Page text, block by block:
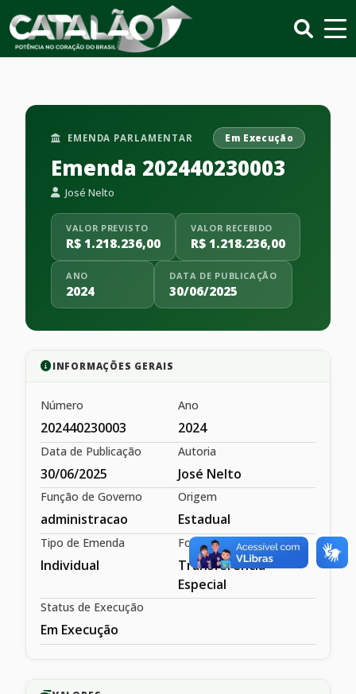
EMENDA PARLAMENTAR Em Execução
Emenda 202440230003
José Nelto
VALOR PREVISTO
R$ 1.218.236,00
VALOR RECEBIDO
R$ 1.218.236,00
ANO
2024
DATA DE PUBLICAÇÃO
30/06/2025
INFORMAÇÕES GERAIS
Número
202440230003
Ano
2024
Data de Publicação
30/06/2025
Autoria
José Nelto
Função de Governo
administracao
Origem
Estadual
Tipo de Emenda
Individual
Forma de Repasse
Transferência
Especial
Status de Execução
Em Execução